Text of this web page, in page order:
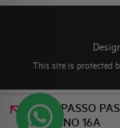
RELE’ PASSO
PLS+ 1NO 16A
This site is protected